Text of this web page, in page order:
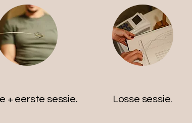
+ eerste sessie. Losse sessie.